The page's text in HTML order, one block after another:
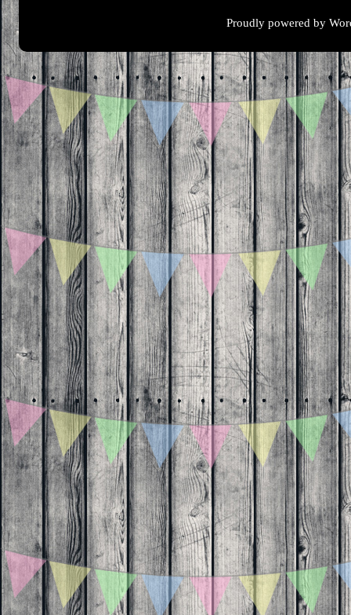
Proudly powered by